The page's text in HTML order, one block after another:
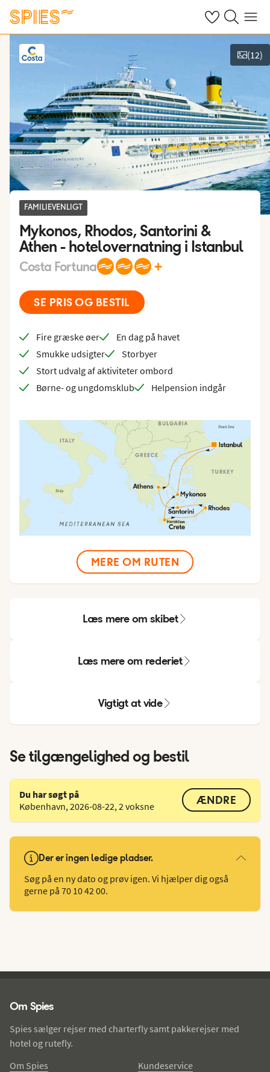
Se dine gemte
Søg påMenu
Vis billeder
(12)
FAMILIEVENLIGT
Mykonos, Rhodos, Santorini &
Athen - hotelovernatning i Istanbul
Costa Fortuna +
SE PRIS OG BESTIL
Fire græske øer
En dag på havet
Smukke udsigter
Storbyer
Stort udvalg af aktiviteter ombord
Børne- og ungdomsklub
Helpension indgår
MERE OM RUTEN
Læs mere om skibet
Læs mere om rederiet
Vigtigt at vide
Se tilgængelighed og bestil
Du har søgt på
København, 2026-08-22, 2 voksne ÆNDRE
Der er ingen ledige pladser.
Søg på en ny dato og prøv igen. Vi hjælper dig også
gerne på 70 10 42 00.
Om Spies
Spies sælger rejser med charterfly samt pakkerejser med
hotel og rutefly.
Om Spies
Kundeservice